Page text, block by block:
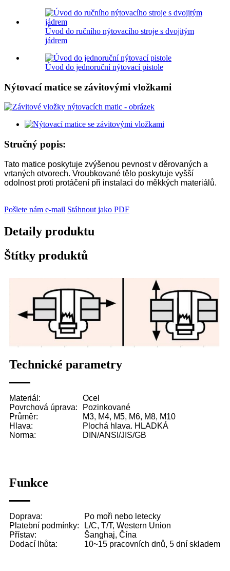
Úvod do ručního nýtovacího stroje s dvojitým
jádrem
Úvod do jednoruční nýtovací pistole
Nýtovací matice se závitovými vložkami
Stručný popis:
Tato matice poskytuje zvýšenou pevnost v děrovaných a
vrtaných otvorech. Vroubkované tělo poskytuje vyšší
odolnost proti protáčení při instalaci do měkkých materiálů.
Pošlete nám e-mail Stáhnout jako PDF
Detaily produktu
Štítky produktů
Technické parametry
Materiál:
Ocel
Povrchová úprava:
Pozinkované
Průměr:
M3, M4, M5, M6, M8, M10
Hlava:
Plochá hlava. HLADKÁ
Norma:
DIN/ANSI/JIS/GB
Funkce
Doprava:
Po moři nebo letecky
Platební podmínky:
L/C, T/T, Western Union
Přístav:
Šanghaj, Čína
Dodací lhůta:
10~15 pracovních dnů, 5 dní skladem